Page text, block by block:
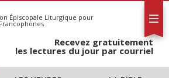
Épiscopale Liturgique pour
Recevez gratuitement
les lectures du jour par courriel